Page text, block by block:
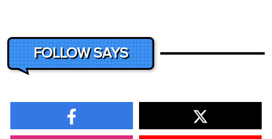
FOLLOW SAYS